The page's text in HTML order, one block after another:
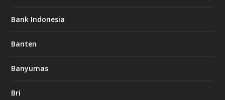
Bank Indonesia
Banten
Banyumas
Bri